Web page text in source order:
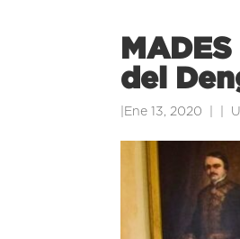
del
Ene 13, 2020